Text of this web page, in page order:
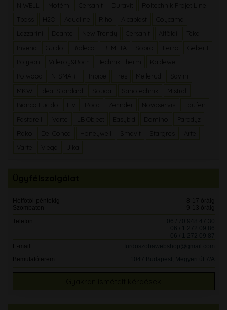
Mofém Cersanit Duravit
Roltechnik Projet Line
Tboss
H2O Aqualine Alcaplast
Deante New Trendy Cersanit Alföldi
Teka
Invena
Radeco BEMETA Ferro
Geberit
Villeroy&Boch Technik Therm
Kaldewei
N-SMART Inpipe Tres Mellerud
MKW
Ideal Standard Sanotechnik
Mistral
Bianco Lucido
Zehnder Novaservis
Laufen
Pastorelli
Varte LB Object
Del Conca Honeywell Smavit Stargres
Arte
Varte
Viega
Hétfőtől-péntekig
8-17 óráig
Szombaton
9-13 óráig
Telefon:
06 / 70 948 47 30
06 / 1 272 09 86
06 / 1 272 09 87
E-mail:
furdoszobawebshop@gmail.com
Bemutatóterem:
1047 Budapest, Megyeri út 7/A